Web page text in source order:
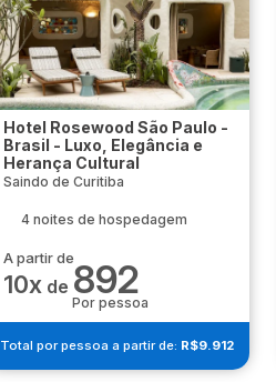
Hotel Rosewood São Paulo -
Brasil - Luxo, Elegância e
Herança Cultural
Saindo de Curitiba
4 noites de hospedagem
A partir de
10x de 892
Por pessoa
Total por pessoa a partir de: R$9.912